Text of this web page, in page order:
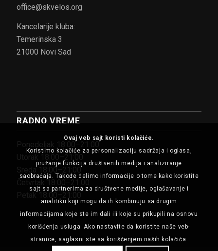
office@skvelos.org
Kancelarije kluba:
Temerinska 3
21000 Novi Sad
RADNO VREME
Ovaj veb sajt koristi kolačiće.
Koristimo kolačiće za personalizaciju sadržaja i oglasa,
pružanje funkcija društvenih medija i analiziranje
saobraćaja. Takođe delimo informacije o tome kako koristite
sajt sa partnerima za društvene medije, oglašavanje i
analitiku koji mogu da ih kombinuju sa drugim
informacijama koje ste im dali ili koje su prikupili na osnovu
korišćenja usluga. Ako nastavite da koristite naše veb-
stranice, saglasni ste sa korišćenjem naših kolačića.